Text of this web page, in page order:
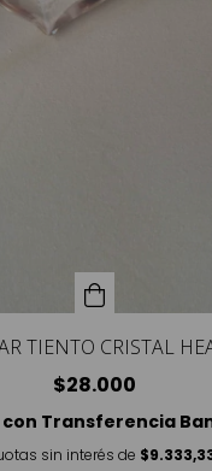
TIENTO CRISTAL
$28.000
con Transferencia
sin interés de